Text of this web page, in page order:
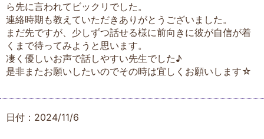
ら先に言われてビックリでした。
連絡時期も教えていただきありがとうございました。
まだ先ですが、少しずつ話せる様に前向きに彼が自信が着
くまで待ってみようと思います。
凄く優しいお声で話しやすい先生でした♪
是非またお願いしたいのでその時は宜しくお願いします☆
日付：2024/11/6